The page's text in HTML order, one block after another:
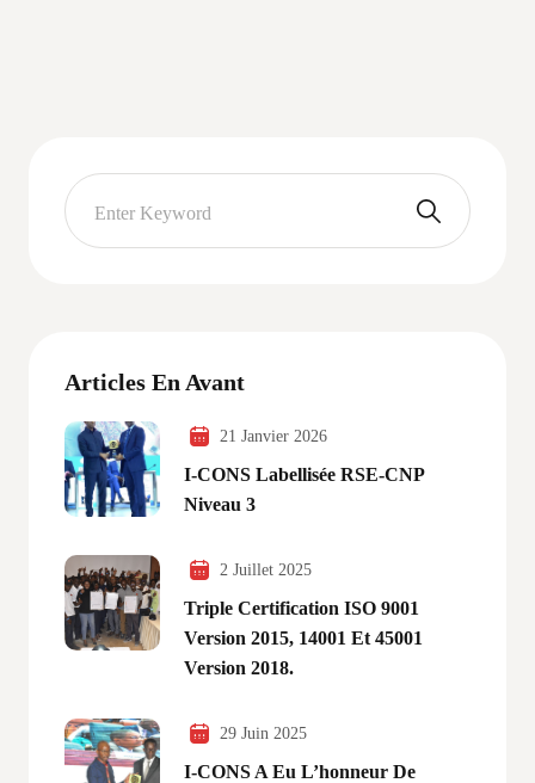
Articles En Avant
21 Janvier 2026
I-CONS Labellisée RSE-CNP
Niveau 3
2 Juillet 2025
Triple Certification ISO 9001
Version 2015, 14001 Et 45001
Version 2018.
29 Juin 2025
I-CONS A Eu L’honneur De